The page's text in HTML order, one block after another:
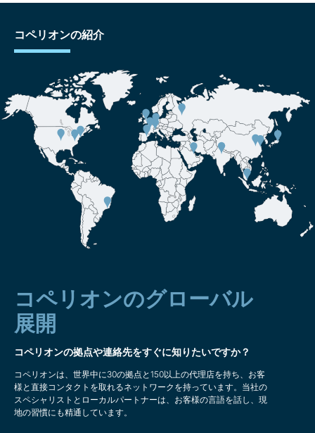
コペリオンの紹介
コペリオンのグローバル
展開
コペリオンの拠点や連絡先をすぐに知りたいですか？
コペリオンは、世界中に30の拠点と150以上の代理店を持ち、お客
様と直接コンタクトを取れるネットワークを持っています。当社の
スペシャリストとローカルパートナーは、お客様の言語を話し、現
地の習慣にも精通しています。